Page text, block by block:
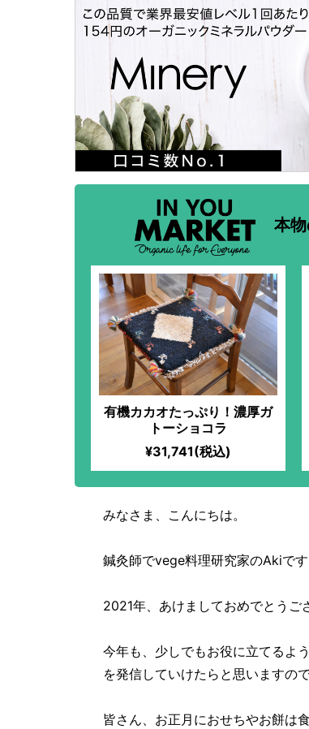
本
有機カカオたっぷり！濃厚ガ
トーショコラ
¥31,741(税込)
みなさま、こんにちは。
鍼灸師でvege料理研究家のAkiです
2021年、あけましておめでとうご
今年も、少しでもお役に立てるよ
を発信していけたらと思いますの
皆さん、お正月におせちやお餅は